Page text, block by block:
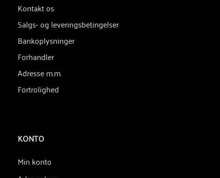
Kontakt os
Salgs- og leveringsbetingelser
Bankoplysninger
Forhandler
Adresse m.m.
Fortrolighed
KONTO
Min konto